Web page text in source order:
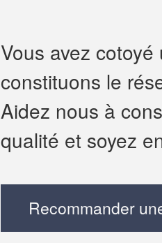
Vous avez
constituons le
Aidez nous à
qualité et soyez
Recommander